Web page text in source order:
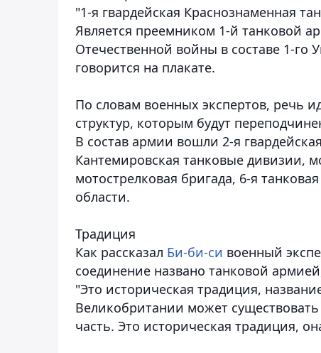
"1-я гвардейская Краснознаменная
Является преемником 1-й танковой
Отечественной войны в составе 1-го
говорится на плакате.
По словам военных экспертов, речь
структур, которым будут
В состав армии вошли 2-я
Кантемировская танковые дивизии,
мотострелковая бригада, 6-я
области.
Традиция
Как рассказал Би-би-си военный
соединение названо танковой
"Это историческая традиция,
Великобритании может
часть. Это историческая традиция,